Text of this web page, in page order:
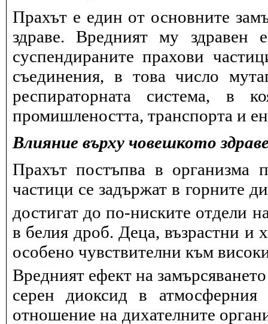
Прахът е един от основните
здраве. Вредният му здравен
суспендираните прахови
съединения, в това число
респираторната система, в
промишлеността, транспорта и
Влияние върху човешкото
Прахът постъпва в организма
частици се задържат в горните
достигат до по-ниските отдели
в белия дроб. Деца, възрастни и
особено чувствителни към
Вредният ефект на
серен диоксид в атмосферния
отношение на дихателните